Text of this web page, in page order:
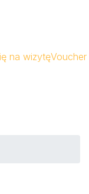
na wizytęVoucher